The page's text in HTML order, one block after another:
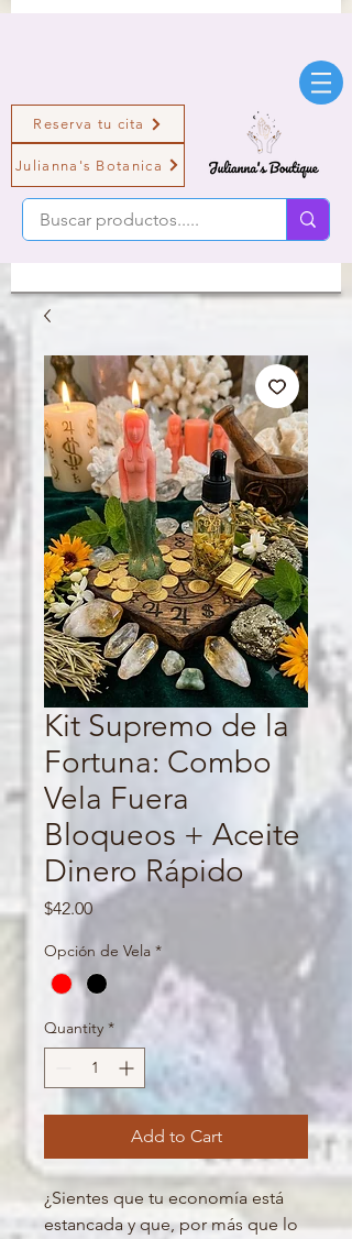
Reserva tu cita
Julianna's Botanica
Kit Supremo de la
Fortuna: Combo
Vela Fuera
Bloqueos + Aceite
Dinero Rápido
$42.00Price
Opción de Vela *
Quantity *
Add to Cart
¿Sientes que tu economía está
estancada y que, por más que lo